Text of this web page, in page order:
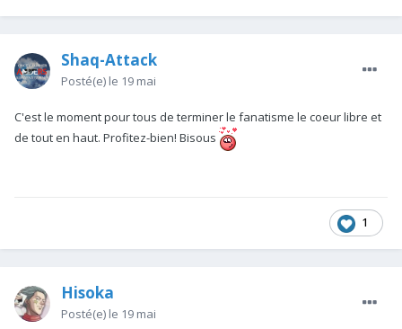
Shaq-Attack
Posté(e) le 19 mai
C'est le moment pour tous de terminer le fanatisme le coeur libre et
de tout en haut. Profitez-bien! Bisous
1
Hisoka
Posté(e) le 19 mai